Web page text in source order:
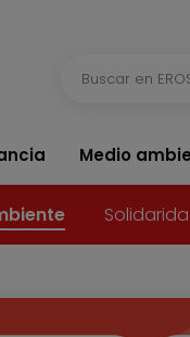
Medio